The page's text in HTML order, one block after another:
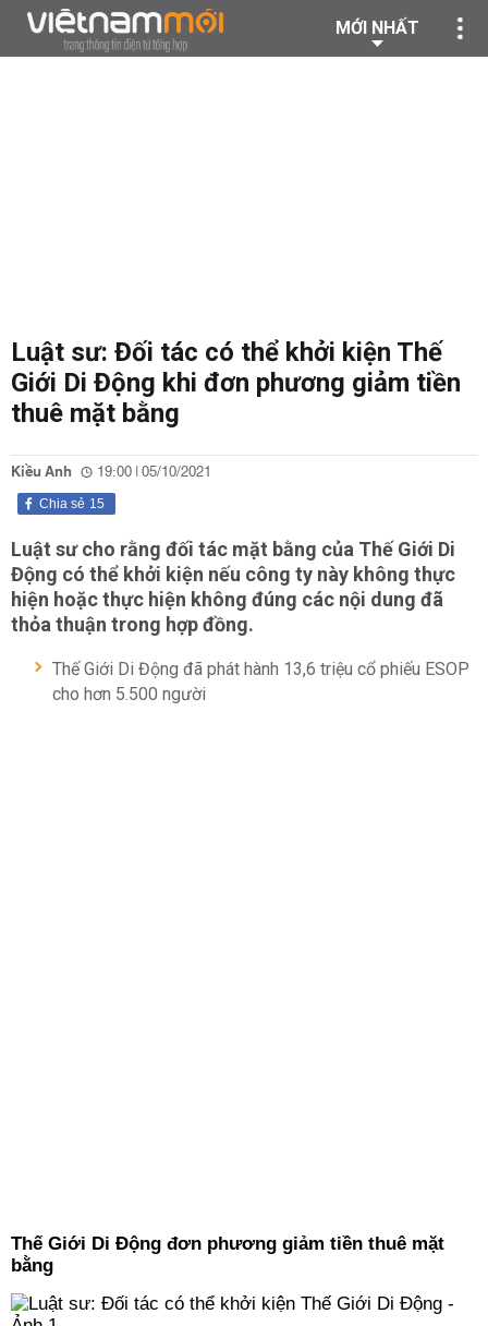
MỚI NHẤT
Luật sư: Đối tác có thể khởi kiện Thế
Giới Di Động khi đơn phương giảm tiền
thuê mặt bằng
Kiều Anh 19:00 | 05/10/2021
15
Chia sẻ
Luật sư cho rằng đối tác mặt bằng của Thế Giới Di
Động có thể khởi kiện nếu công ty này không thực
hiện hoặc thực hiện không đúng các nội dung đã
thỏa thuận trong hợp đồng.
Thế Giới Di Động đã phát hành 13,6 triệu cổ phiếu ESOP
cho hơn 5.500 người
Thế Giới Di Động đơn phương giảm tiền thuê mặt
bằng